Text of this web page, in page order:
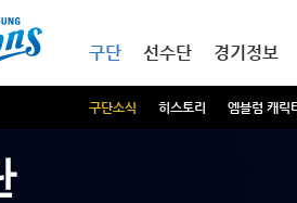
구단
구단소식 히스토리 엠블럼 캐릭
선수단 경기정보